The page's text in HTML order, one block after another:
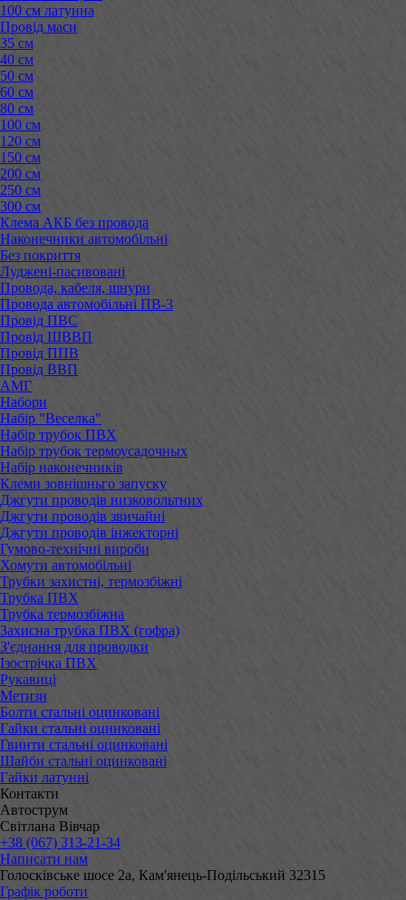
100 см латунна
Провід маси
35 см
40 см
50 см
60 см
80 см
100 см
120 см
150 см
200 см
250 см
300 см
Клема АКБ без провода
Наконечники автомобільні
Без покриття
Луджені-пасивовані
Провода, кабеля, шнури
Провода автомобільні ПВ-3
Провід ПВС
Провід ШВВП
Провід ППВ
Провід ВВП
АМГ
Набори
Набір "Веселка"
Набір трубок ПВХ
Набір трубок термоусадочных
Набір наконечників
Клеми зовнішньго запуску
Джгути проводів низковольтних
Джгути проводів звичайні
Джгути проводів інжекторні
Гумово-технічні вироби
Хомути автомобільні
Трубки захистні, термозбіжні
Трубка ПВХ
Трубка термозбіжна
Захисна трубка ПВХ (гофра)
З'єднання для проводки
Ізострічка ПВХ
Рукавиці
Метизи
Болти стальні оцинковані
Гайки стальні оцинковані
Гвинти стальні оцинковані
Шайби стальні оцинковані
Гайки латунні
Контакти
Автострум
Світлана Вівчар
+38 (067) 313-21-34
Написати нам
Голосківське шосе 2а, Кам'янець-Подільський 32315
Графік роботи